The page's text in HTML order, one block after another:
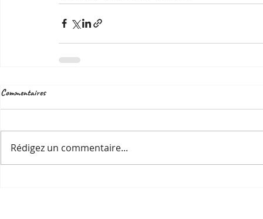
Commentaires
Rédigez un commentaire...